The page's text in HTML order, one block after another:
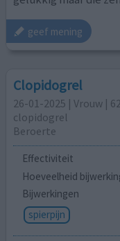
geef mening
Clopidogrel
26-01-2025 | Vrouw | 62
clopidogrel
Beroerte
Effectiviteit
Hoeveelheid
Bijwerkingen
spierpijn